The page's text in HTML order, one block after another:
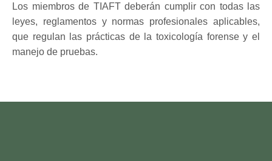
Los miembros de TIAFT deberán cumplir con todas las
leyes, reglamentos y normas profesionales aplicables,
que regulan las prácticas de la toxicología forense y el
manejo de pruebas.